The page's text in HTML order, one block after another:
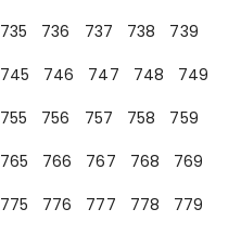
735 736 737 738
739
745 746 747 748
749
755 756 757 758
759
765 766 767 768
769
775 776 777 778
779